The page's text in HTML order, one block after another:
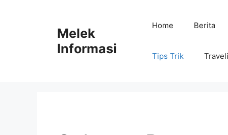
Melek
Informasi
Home Berita
Tips Trik